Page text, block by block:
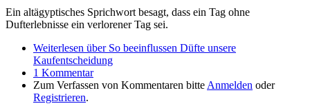
Ein altägyptisches Sprichwort besagt, dass ein Tag ohne
Dufterlebnisse ein verlorener Tag sei.
Weiterlesen über So beeinflussen Düfte unsere
Kaufentscheidung
1 Kommentar
Zum Verfassen von Kommentaren bitte Anmelden oder
Registrieren.